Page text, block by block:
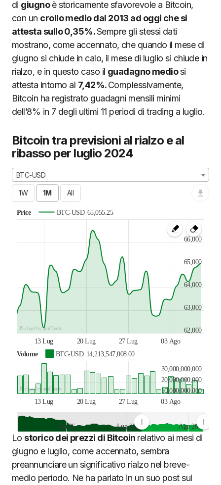
di giugnoè storicamente sfavorevole a Bitcoin,
con un crollo medio dal 2013 ad oggi che si
attesta sullo 0,35%.Sempre gli stessi dati
mostrano, come accennato, che quando il mese di
giugno si chiude in calo, il mese di luglio si chiude in
rialzo, e in questo caso il guadagno mediosi
attesta intorno al 7,42%.Complessivamente,
Bitcoin ha registrato guadagni mensili minimi
dell’8% in 7 degli ultimi 11 periodi di trading a luglio.
Bitcoin tra previsioni al rialzo e al
ribasso per luglio 2024
BTC-USD
Price BTC-USD 65,055.25
13 Lug 20 Lug 27 Lug 03 Ago
62,000
63,000
64,000
65,000
66,000
JS chart by amCharts
Volume BTC-USD 14,213,547,008.00
13 Lug 20 Lug 27 Lug 03 Ago
10,000,000,000
20,000,000,000
30,000,000,000
JS chart by amCharts
Giu 26 Lug 26 Ago 26
JS chart by amCharts
Lo storico dei prezzi di Bitcoin relativo ai mesi di
giugno e luglio, come accennato, sembra
preannunciare un significativo rialzo nel breve-
medio periodo. Ne ha parlato in un suo post sul